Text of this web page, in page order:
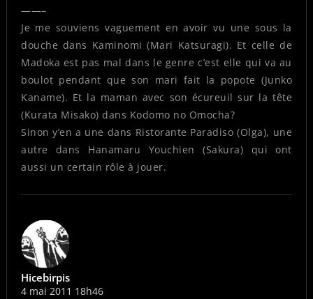
——–
Je me souviens vaguement en avoir vu une sous la
douche dans Kaminomi (Mari Katsuragi). Et celle de
Madoka est pas mal dans le genre c’est elle qui va au
boulot pendant que son mari fait la popote (Junko
Kaname). Et la maman avec son écureuil sur la tête
(Kurata Misako) dans Kodomo no Omocha?
Sinon y’en a une dans Ristorante Paradiso (Olga), une
autre dans Hanamaru Youchien (Sakura) qui ont
aussi un certain rôle à jouer.
Hicebirpis
4 mai 2011 18h46